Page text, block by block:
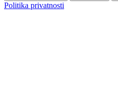
Politika privatnosti